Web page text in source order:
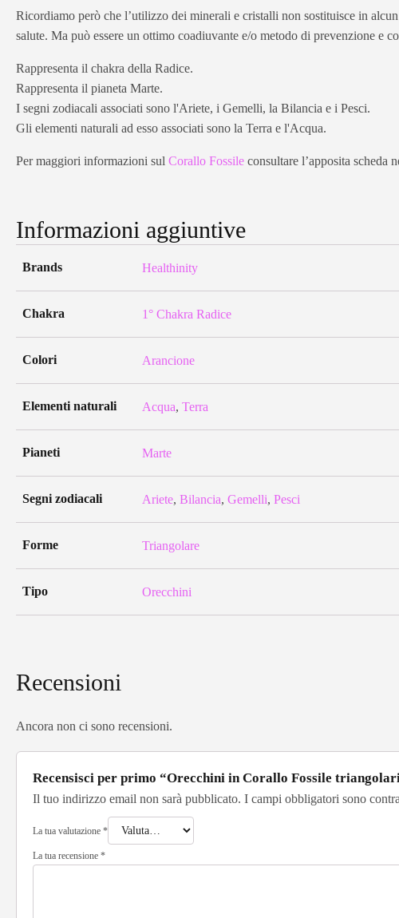
Ricordiamo però che l’utilizzo dei minerali e cristalli non sostituisce in
salute. Ma può essere un ottimo coadiuvante e/o metodo di prevenzione e
Rappresenta il chakra della Radice.
Rappresenta il pianeta Marte.
I segni zodiacali associati sono l'Ariete, i Gemelli, la Bilancia e i Pesci.
Gli elementi naturali ad esso associati sono la Terra e l'Acqua.
Per maggiori informazioni sul Corallo Fossile consultare l’apposita scheda
Informazioni aggiuntive
Brands Healthinity
Chakra 1° Chakra Radice
Colori Arancione
Elementi naturali Acqua, Terra
Pianeti Marte
Segni zodiacali Ariete, Bilancia, Gemelli, Pesci
Forme Triangolare
Tipo Orecchini
Recensioni
Ancora non ci sono recensioni.
Recensisci per primo “Orecchini in Corallo Fossile
Il tuo indirizzo email non sarà pubblicato. I campi obbligatori sono
La tua valutazione *
La tua recensione *